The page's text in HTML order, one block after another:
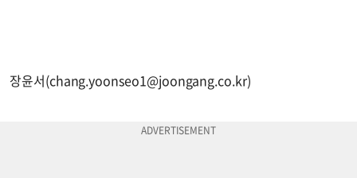
장윤서(chang.yoonseo1@joongang.co.kr)